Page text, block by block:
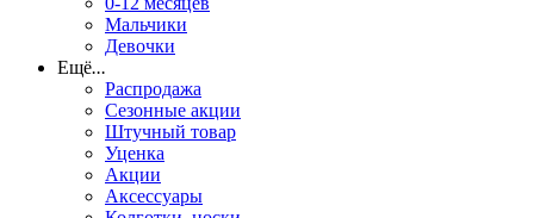
Мальчики
Девочки
Ещё...
Распродажа
Сезонные акции
Штучный товар
Уценка
Акции
Аксессуары